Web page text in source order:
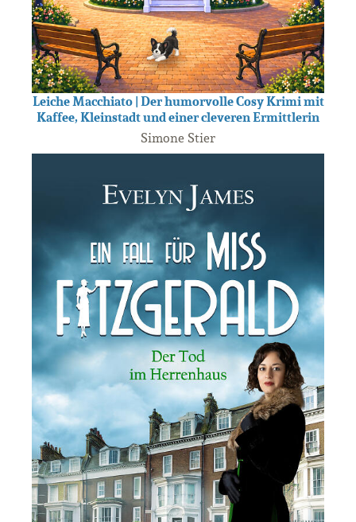
Leiche Macchiato | Der humorvolle Cosy Krimi mit
Kaffee, Kleinstadt und einer cleveren Ermittlerin
Simone Stier